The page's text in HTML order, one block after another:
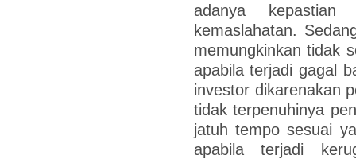
adanya
kemaslahatan.
memungkinkan tidak
apabila terjadi gagal
investor dikarenakan
tidak terpenuhinya
jatuh tempo sesuai
apabila terjadi